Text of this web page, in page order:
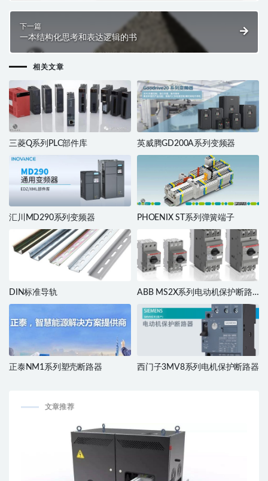
下一篇
一本结构化思考和表达逻辑的书
相关文章
三菱Q系列PLC部件库 英威腾GD200A系列变频器
汇川MD290系列变频器 PHOENIX ST系列弹簧端子
DIN标准导轨
ABB MS2X系列电动机保护断路
正泰NM1系列塑壳断路器 西门子3MV8系列电机保护断路器
文章推荐